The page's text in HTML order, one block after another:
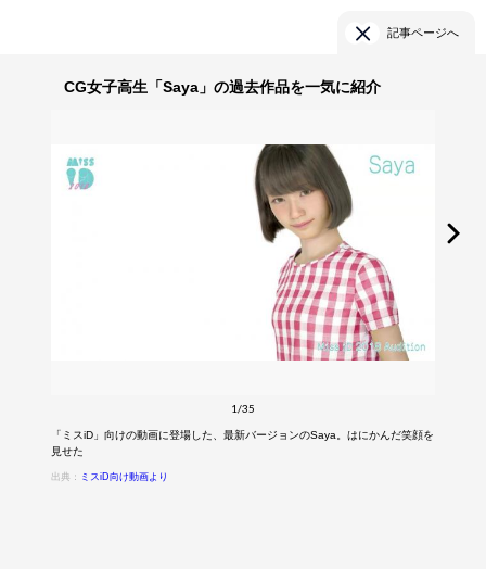
記事ページへ
CG女子高生「Saya」の過去作品を一気に紹介
1/35
「ミスiD」向けの動画に登場した、最新バージョンのSaya。はにかんだ笑顔を
見せた
出典： ミスiD向け動画より